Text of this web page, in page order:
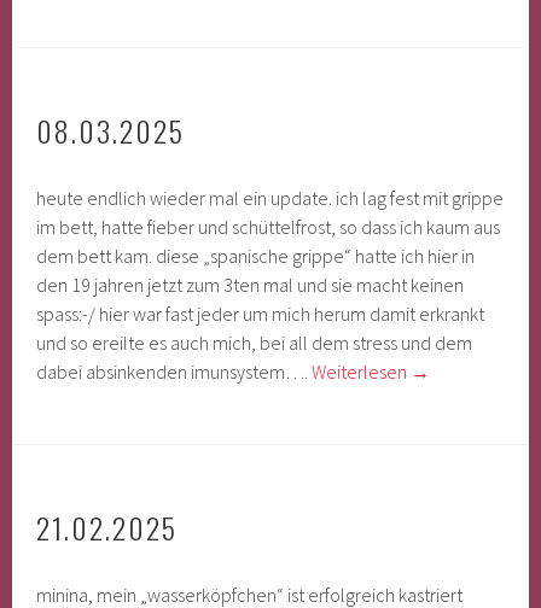
08.03.2025
heute endlich wieder mal ein update. ich lag fest mit grippe
im bett, hatte fieber und schüttelfrost, so dass ich kaum aus
dem bett kam. diese „spanische grippe“ hatte ich hier in
den 19 jahren jetzt zum 3ten mal und sie macht keinen
spass:-/ hier war fast jeder um mich herum damit erkrankt
und so ereilte es auch mich, bei all dem stress und dem
dabei absinkenden imunsystem….Weiterlesen →
21.02.2025
minina, mein „wasserköpfchen“ ist erfolgreich kastriert